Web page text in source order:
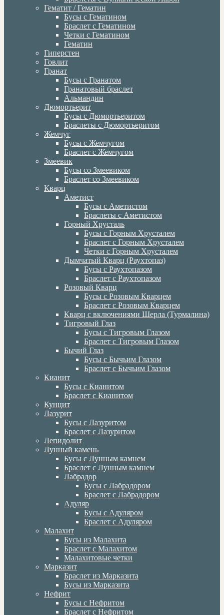
Гематит / Гематин
Бусы с Гематином
Браслет с Гематином
Четки с Гематином
Гематин
Гиперстен
Говлит
Гранат
Бусы с Гранатом
Гранатовый браслет
Альмандин
Дюмортьерит
Бусы с Дюмортьеритом
Браслеты с Дюмортьеритом
Жемчуг
Бусы с Жемчугом
Браслет с Жемчугом
Змеевик
Бусы со Змеевиком
Браслет со Змеевиком
Кварц
Аметист
Бусы с Аметистом
Браслеты с Аметистом
Горный Хрусталь
Бусы с Горным Хрусталем
Браслет с Горным Хрусталем
Четки с Горным Хрусталем
Дымчатый Кварц (Раухтопаз)
Бусы с Раухтопазом
Браслет с Раухтопазом
Розовый Кварц
Бусы с Розовым Кварцем
Браслет с Розовым Кварцем
Кварц с включениями Шерла (Турмалина)
Тигровый Глаз
Бусы с Тигровым Глазом
Браслет с Тигровым Глазом
Бычий Глаз
Бусы с Бычьим Глазом
Браслет с Бычьим Глазом
Кианит
Бусы с Кианитом
Браслет с Кианитом
Кунцит
Лазурит
Бусы с Лазуритом
Браслет с Лазуритом
Лепидолит
Лунный камень
Бусы с Лунным камнем
Браслет с Лунным камнем
Лабрадор
Бусы с Лабрадором
Браслет с Лабрадором
Адуляр
Бусы с Адуляром
Браслет с Адуляром
Малахит
Бусы из Малахита
Браслет с Малахитом
Малахитовые четки
Марказит
Браслет из Марказита
Бусы из Марказита
Нефрит
Бусы с Нефритом
Браслет с Нефритом